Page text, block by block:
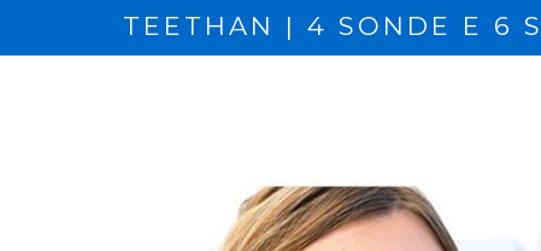
TEETHAN | 4 SONDE E 6